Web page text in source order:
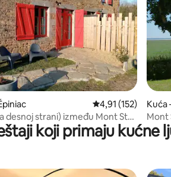
5, recenzija: 100
Prosječna ocjena:
4,91 (152)
desnoj strani) između Mont St
Malo
Kuća
Mont
koji primaju kućne